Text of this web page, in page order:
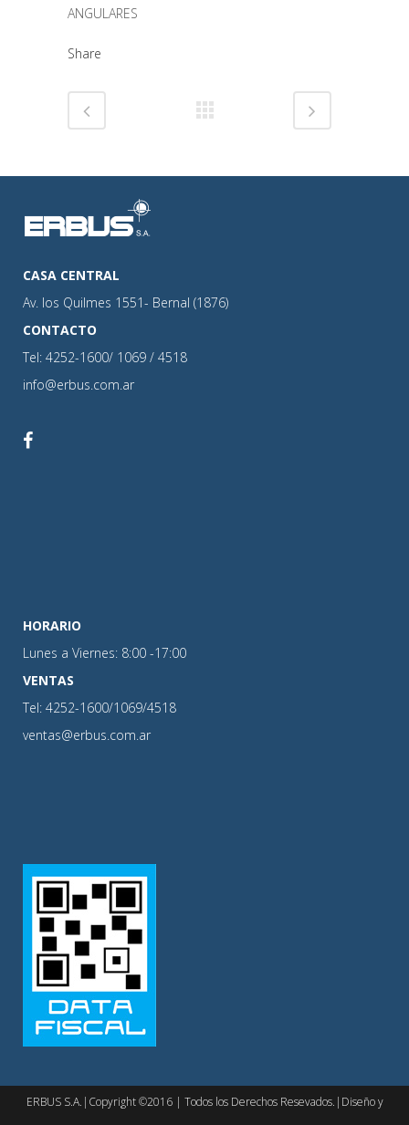
ANGULARES
Share
CASA CENTRAL
Av. los Quilmes 1551- Bernal (1876)
CONTACTO
Tel: 4252-1600/ 1069 / 4518
info@erbus.com.ar
HORARIO
Lunes a Viernes: 8:00 -17:00
VENTAS
Tel: 4252-1600/1069/4518
ventas@erbus.com.ar
ERBUS S.A.|Copyright ©2016 | Todos los Derechos Resevados.|Diseño y